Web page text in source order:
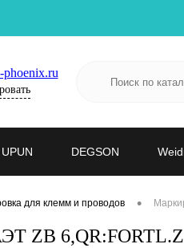
phoenix.ru
UPUN DEGSON
для клемм и проводов •
ZB